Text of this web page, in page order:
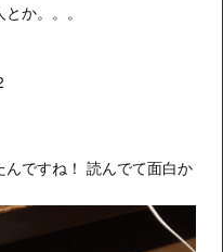
か。。。
ですね！ 読んでて面白か